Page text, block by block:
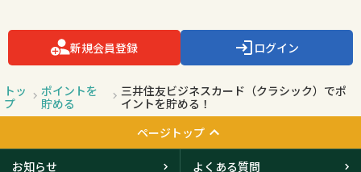
新規会員登録 ログイン
トッ
プ
ポイントを
貯める
三井住友ビジネスカード（クラシック）でポ
イントを貯める！
ページトップ
お知らせ よくある質問